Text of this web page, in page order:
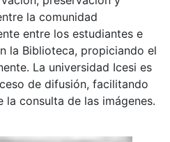
la comunidad
entre los estudiantes e
la Biblioteca, propiciando el
La universidad Icesi es
de difusión, facilitando
consulta de las imágenes.